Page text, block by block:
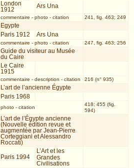
London
1912
Ars Una
commentaire - photo- citation 241, fig. 463; 249
Egypte
Paris 1912
Ars Una
commentaire - photo- citation 247, fig. 463; 256
Guide du visiteur au Musée
du Caire
Le Caire
1915
commentaire - description - citation 216 (n° 935)
L’art de l’ancienne Égypte
Paris 1968
photo- citation
418; 455 (fig.
594)
L’art de l’Égypte ancienne
(Nouvelle édition revue et
augmentée par Jean-Pierre
Corteggiani et Alessandro
Roccati)
Paris 1994
L’Art et les
Grandes
Civilisations